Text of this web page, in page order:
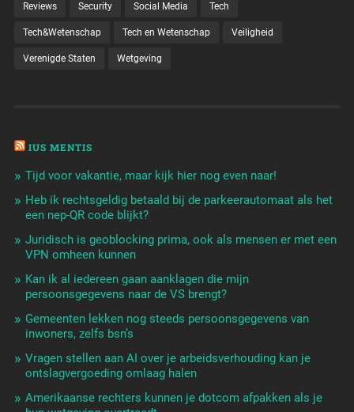
Reviews Security Social Media Tech
Tech&Wetenschap Tech en Wetenschap Veiligheid
Verenigde Staten Wetgeving
IUS MENTIS
Tijd voor vakantie, maar kijk hier nog even naar!
Heb ik rechtsgeldig betaald bij de parkeerautomaat als het
een nep-QR code blijkt?
Juridisch is geoblocking prima, ook als mensen er met een
VPN omheen kunnen
Kan ik al iedereen gaan aanklagen die mijn
persoonsgegevens naar de VS brengt?
Gemeenten lekken nog steeds persoonsgegevens van
inwoners, zelfs bsn’s
Vragen stellen aan AI over je arbeidsverhouding kan je
ontslagvergoeding omlaag halen
Amerikaanse rechters kunnen je dotcom afpakken als je